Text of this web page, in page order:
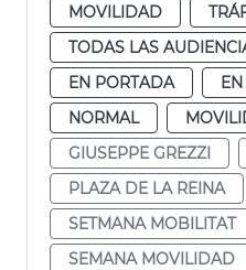
MOVILIDAD
TODAS LAS
EN PORTADA
NORMAL
GIUSEPPE GREZZI
PLAZA DE LA REINA
SETMANA MOBILITAT
SEMANA MOVILIDAD